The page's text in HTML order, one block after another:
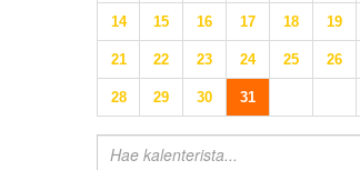
14 15 16 17 18 19
21 22 23 24 25 26
28 29 30 31